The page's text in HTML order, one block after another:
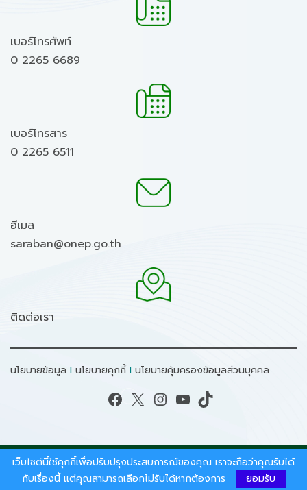
เบอร์โทรศัพท์
0 2265 6689
เบอร์โทรสาร
0 2265 6511
อีเมล
saraban@onep.go.th
ติดต่อเรา
นโยบายข้อมูล I นโยบายคุกกี้ I นโยบายคุ้มครองข้อมูลส่วนบุคคล
Facebook X Instagram YouTube TikTok
สงวนลิขสิทธิ์ © 2026 - สำนักงานนโยบายและแผน
ทรัพยากรธรรมชาติและสิ่งแวดล้อม.
เว็บไซต์นี้ใช้คุกกี้เพื่อปรับปรุงประสบการณ์ของคุณ เราจะถือว่าคุณรับได้
กับเรื่องนี้ แต่คุณสามารถเลือกไม่รับได้หากต้องการ
ยอมรับ